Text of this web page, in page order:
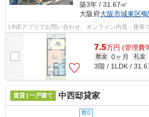
築3年 / 31.67㎡
大阪府大阪市城東区
LINEアプリでお問い合わせ、オンライン内見・接客
7.5万円 (管理費
敷金 0ヶ月 礼金
3階 / 1LDK /
賃貸 | 一戸建て 中西邸貸家
敷0